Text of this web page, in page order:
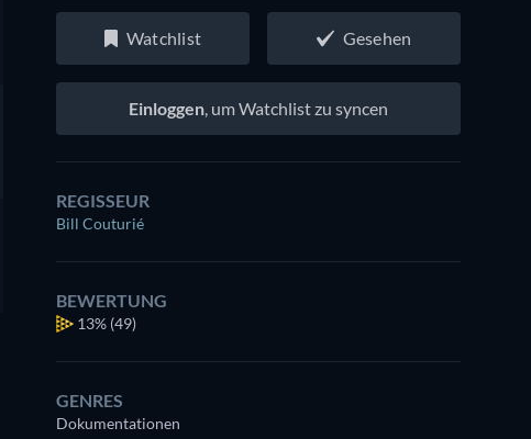
Watchlist Gesehen
Einloggen, um Watchlist zu syncen
REGISSEUR
Bill Couturié
BEWERTUNG
13% (49)
GENRES
Dokumentationen